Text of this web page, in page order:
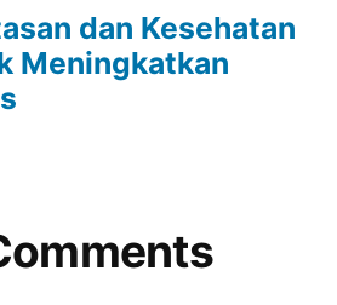
dan Kesehatan
Meningkatkan